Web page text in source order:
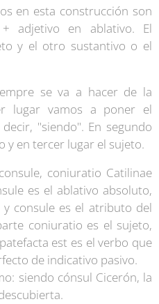
en esta construcción son
adjetivo en ablativo. El
y el otro sustantivo o el
se va a hacer de la
lugar vamos a poner el
"siendo". En segundo
y en tercer lugar el sujeto.
coniuratio Catilinae
es el ablativo absoluto,
consule es el atributo del
coniuratio es el sujeto,
est es el verbo que
de indicativo pasivo.
siendo cónsul Cicerón, la